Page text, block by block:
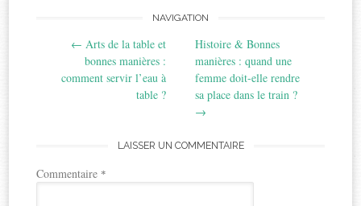
navigation
NAVIGATION
← Arts de la table et
bonnes manières :
comment servir l’eau à
table ?
Histoire & Bonnes
manières : quand une
femme doit-elle rendre
sa place dans le train ?
→
LAISSER UN COMMENTAIRE
Commentaire *